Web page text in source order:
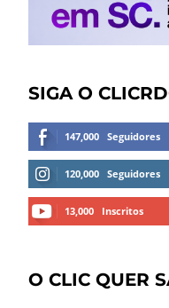
SIGA O
147,000 Seguidores
120,000 Seguidores
13,000 Inscritos
O CLIC QUER